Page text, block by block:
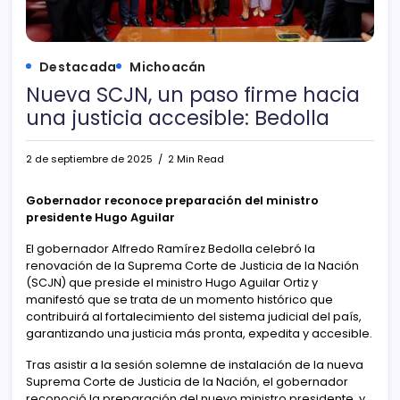
Destacada Michoacán
Nueva SCJN, un paso firme hacia
una justicia accesible: Bedolla
2 de septiembre de 2025 2 Min Read
Gobernador reconoce preparación del ministro
presidente Hugo Aguilar
El gobernador Alfredo Ramírez Bedolla celebró la
renovación de la Suprema Corte de Justicia de la Nación
(SCJN) que preside el ministro Hugo Aguilar Ortiz y
manifestó que se trata de un momento histórico que
contribuirá al fortalecimiento del sistema judicial del país,
garantizando una justicia más pronta, expedita y accesible.
Tras asistir a la sesión solemne de instalación de la nueva
Suprema Corte de Justicia de la Nación, el gobernador